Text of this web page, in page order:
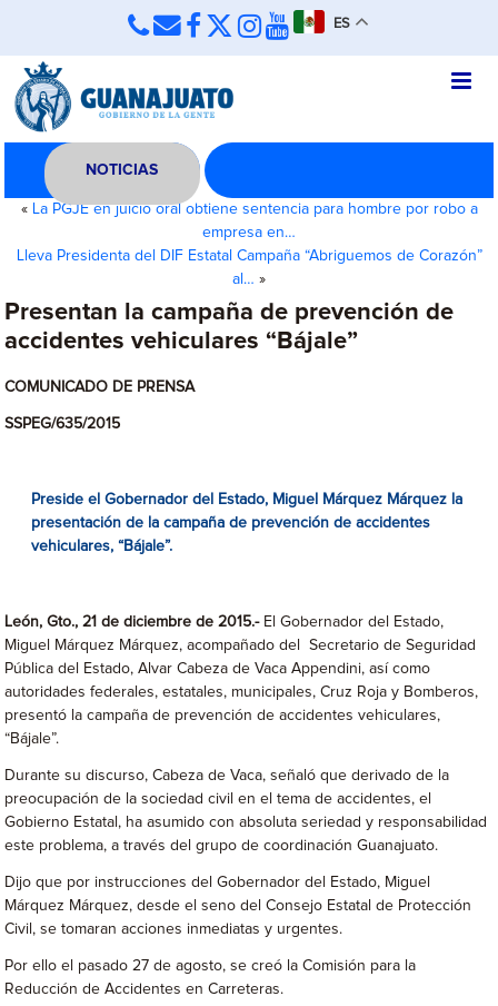
ES
NOTICIAS
« La PGJE en juicio oral obtiene sentencia para hombre por robo a
empresa en…
Lleva Presidenta del DIF Estatal Campaña “Abriguemos de Corazón”
al… »
Presentan la campaña de prevención de
accidentes vehiculares “Bájale”
COMUNICADO DE PRENSA
SSPEG/635/2015
Preside el Gobernador del Estado, Miguel Márquez Márquez la
presentación de la campaña de prevención de accidentes
vehiculares, “Bájale”.
León, Gto., 21 de diciembre de 2015.-El Gobernador del Estado,
Miguel Márquez Márquez, acompañado del Secretario de Seguridad
Pública del Estado, Alvar Cabeza de Vaca Appendini, así como
autoridades federales, estatales, municipales, Cruz Roja y Bomberos,
presentó la campaña de prevención de accidentes vehiculares,
“Bájale”.
Durante su discurso, Cabeza de Vaca, señaló que derivado de la
preocupación de la sociedad civil en el tema de accidentes, el
Gobierno Estatal, ha asumido con absoluta seriedad y responsabilidad
este problema, a través del grupo de coordinación Guanajuato.
Dijo que por instrucciones del Gobernador del Estado, Miguel
Márquez Márquez, desde el seno del Consejo Estatal de Protección
Civil, se tomaran acciones inmediatas y urgentes.
Por ello el pasado 27 de agosto, se creó la Comisión para la
Reducción de Accidentes en Carreteras.